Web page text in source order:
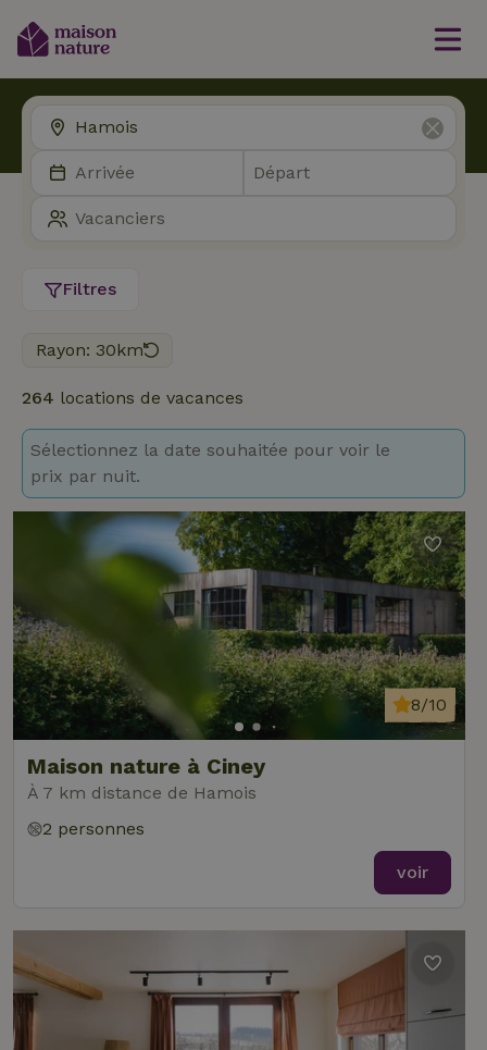
Filtres
Rayon: 30km
264 locations de vacances
Sélectionnez la date souhaitée pour voir le
prix par nuit.
Maison nature à Ciney
À 7 km distance de Hamois
8/10
2 personnes
voir